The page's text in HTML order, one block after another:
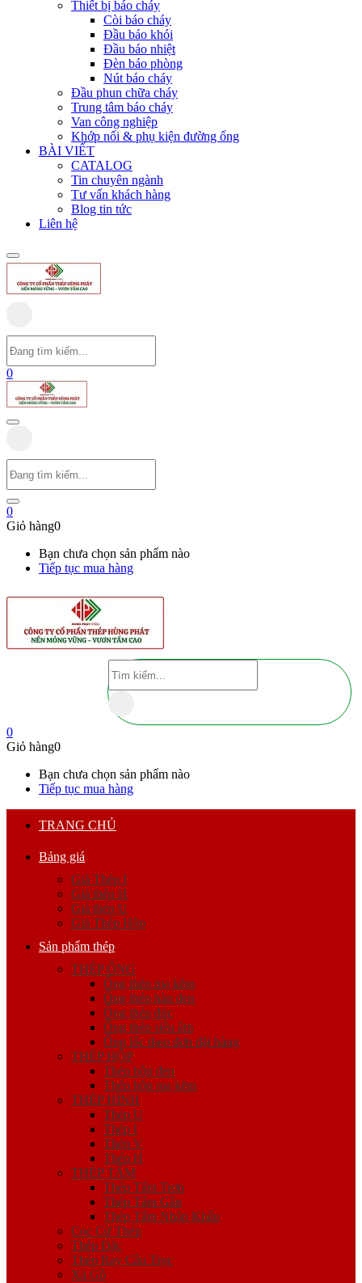
Thiết bị báo cháy
Còi báo cháy
Đầu báo khói
Đầu báo nhiệt
Đèn báo phòng
Nút báo cháy
Đầu phun chữa cháy
Trung tâm báo cháy
Van công nghiệp
Khớp nối & phụ kiện đường ống
BÀI VIẾT
CATALOG
Tin chuyên ngành
Tư vấn khách hàng
Blog tin tức
Liên hệ
0
0
Giỏ hàng0
Bạn chưa chọn sản phẩm nào
Tiếp tục mua hàng
0
Giỏ hàng0
Bạn chưa chọn sản phẩm nào
Tiếp tục mua hàng
TRANG CHỦ
Bảng giá
Giá Thép I
Giá thép H
Giá thép U
Giá Thép Hộp
Sản phẩm thép
THÉP ỐNG
Ống thép mạ kẽm
Ống thép hàn đen
Ống thép đúc
Ống thép siêu âm
Ống lốc theo đơn đặt hàng
THÉP HỘP
Thép hộp đen
Thép hộp mạ kẽm
THÉP HÌNH
Thép U
Thép I
Thép V
Thép H
THÉP TẤM
Thép Tấm Trơn
Thép Tấm Gân
Thép Tấm Nhập Khẩu
Cọc Cừ Thép
Thép Đặc
Thép Ray Cầu Trục
Xà Gồ